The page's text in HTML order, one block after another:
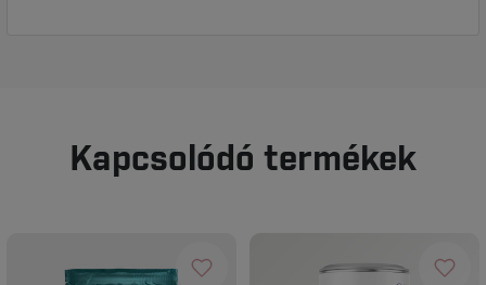
Kapcsolódó termékek